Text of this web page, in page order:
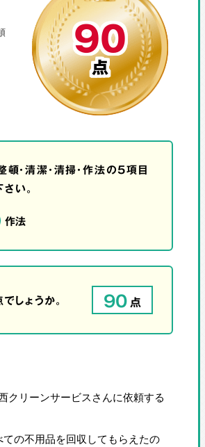
90
点
・清潔・清掃・作法の5項目
い。
作法
しょうか。 90点
クリーンサービスさんに依頼する
の不用品を回収してもらえたの